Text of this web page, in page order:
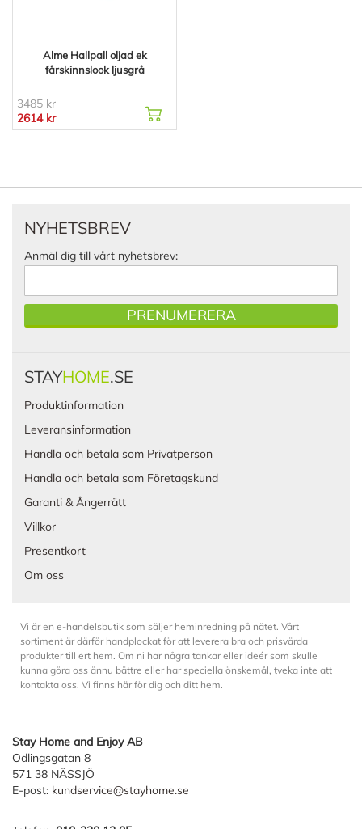
Alme Hallpall oljad ek
fårskinnslook ljusgrå
3485 kr
2614 kr
NYHETSBREV
Anmäl dig till vårt nyhetsbrev:
PRENUMERERA
STAYHOME.SE
Produktinformation
Leveransinformation
Handla och betala som Privatperson
Handla och betala som Företagskund
Garanti & Ångerrätt
Villkor
Presentkort
Om oss
Vi är en e-handelsbutik som säljer heminredning på nätet. Vårt
sortiment är därför handplockat för att leverera bra och prisvärda
produkter till ert hem. Om ni har några tankar eller ideér som skulle
kunna göra oss ännu bättre eller har speciella önskemål, tveka inte att
kontakta oss. Vi finns här för dig och ditt hem.
Stay Home and Enjoy AB
Odlingsgatan 8
571 38 NÄSSJÖ
E-post: kundservice@stayhome.se